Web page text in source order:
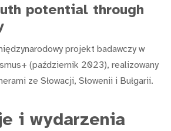
potential through
projekt badawczy w
(październik 2023), realizowany
ze Słowacji, Słowenii i Bułgarii.
i wydarzenia